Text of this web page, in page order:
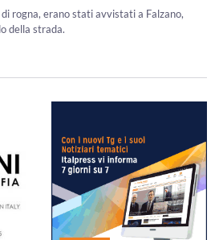
rogna, erano stati avvistati a Falzano,
della strada.